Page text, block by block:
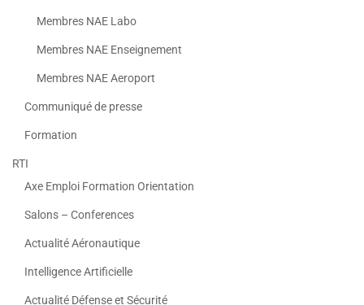
Membres NAE Labo
Membres NAE Enseignement
Membres NAE Aeroport
Communiqué de presse
Formation
RTI
Axe Emploi Formation Orientation
Salons – Conferences
Actualité Aéronautique
Intelligence Artificielle
Actualité Défense et Sécurité